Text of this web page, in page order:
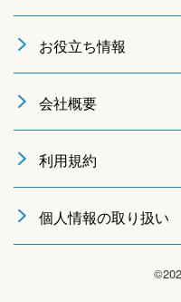
お役立ち情報
会社概要
利用規約
個人情報の取り扱い